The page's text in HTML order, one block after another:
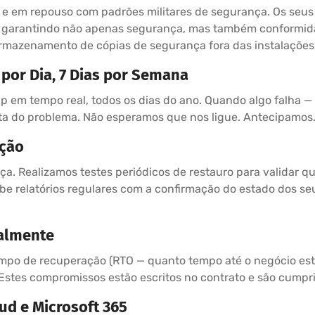
em repouso com padrões militares de segurança. Os
não apenas segurança, mas também
de cópias de segurança fora das
Dia, 7 Dias por Semana
em tempo real, todos os dias do ano. Quando algo falha
do problema. Não esperamos que nos ligue. Antecipamos.
Realizamos testes periódicos de restauro para validar
relatórios regulares com a confirmação do estado dos
de recuperação (RTO — quanto tempo até o negócio
compromissos estão escritos no contrato e são
e Microsoft 365